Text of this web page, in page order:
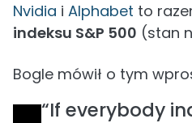
Nvidia i Alphabet to
indeksu S&P 500 (stan
Bogle mówił o tym
“If everybody